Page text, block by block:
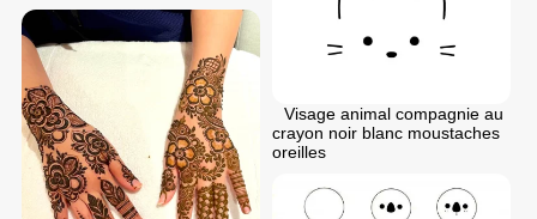
Visage animal compagnie au
crayon noir blanc moustaches
oreilles